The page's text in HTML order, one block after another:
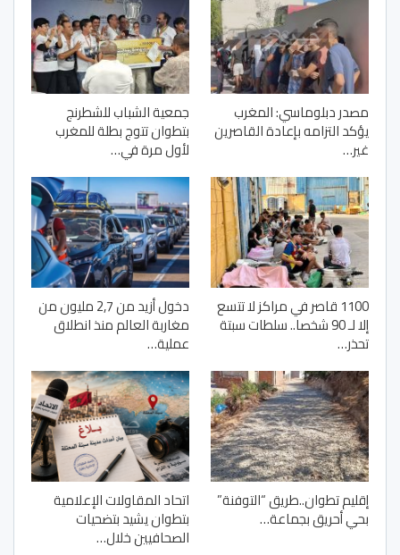
مصدر دبلوماسي: المغرب
يؤكد التزامه بإعادة القاصرين
غير…
جمعية الشباب للشطرنج
بتطوان تتوج بطلة للمغرب
لأول مرة في…
1100 قاصر في مراكز لا تتسع
إلا لـ 90 شخصا.. سلطات سبتة
تحذر…
دخول أزيد من 2,7 مليون من
مغاربة العالم منذ انطلاق
عملية…
إقليم تطوان..طريق “التوفنة”
بحي أحريق بجماعة…
اتحاد المقاولات الإعلامية
بتطوان يشيد بتضحيات
الصحافيين خلال…